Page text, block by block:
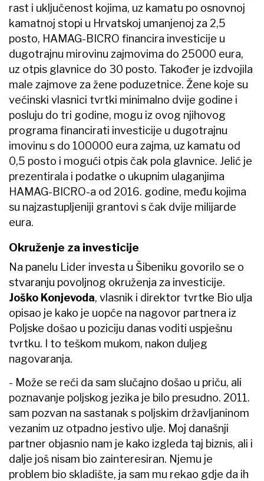
rast i uključenost kojima, uz kamatu po osnovnoj
kamatnoj stopi u Hrvatskoj umanjenoj za 2,5
posto, HAMAG-BICRO financira investicije u
dugotrajnu mirovinu zajmovima do 25000 eura,
uz otpis glavnice do 30 posto. Također je izdvojila
male zajmove za žene poduzetnice. Žene koje su
većinski vlasnici tvrtki minimalno dvije godine i
posluju do tri godine, mogu iz ovog njihovog
programa financirati investicije u dugotrajnu
imovinu s do 100000 eura zajma, uz kamatu od
0,5 posto i mogući otpis čak pola glavnice. Jelić je
prezentirala i podatke o ukupnim ulaganjima
HAMAG-BICRO-a od 2016. godine, među kojima
su najzastupljeniji grantovi s čak dvije milijarde
eura.
Okruženje za investicije
Na panelu Lider investa u Šibeniku govorilo se o
stvaranju povoljnog okruženja za investicije.
Joško Konjevoda, vlasnik i direktor tvrtke Bio ulja
opisao je kako je uopće na nagovor partnera iz
Poljske došao u poziciju danas voditi uspješnu
tvrtku. I to teškom mukom, nakon duljeg
nagovaranja.
- Može se reći da sam slučajno došao u priču, ali
poznavanje poljskog jezika je bilo presudno. 2011.
sam pozvan na sastanak s poljskim državljaninom
vezanim uz otpadno jestivo ulje. Moj današnji
partner objasnio nam je kako izgleda taj biznis, ali i
dalje još nisam bio zainteresiran. Njemu je
problem bio skladište, ja sam mu rekao gdje da ih